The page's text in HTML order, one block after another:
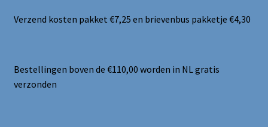
Verzend kosten pakket €7,25 en brievenbus pakketje €4,30
Bestellingen boven de €110,00 worden in NL gratis
verzonden